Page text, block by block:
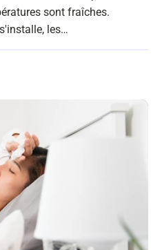
sont fraîches.
les…